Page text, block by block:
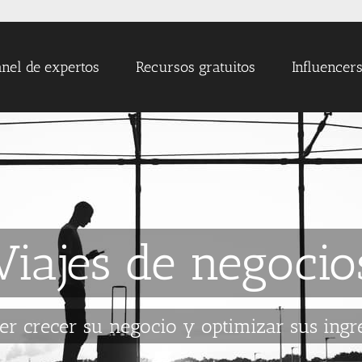
de expertos Recursos gratuitos Influencers
de
crecer su negocio y optimizar sus